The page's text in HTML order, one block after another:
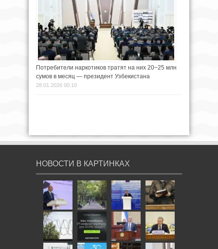
Потребители наркотиков тратят на них 20−25 млн
сумов в месяц — президент Узбекистана
28.01.2026 00:10
НОВОСТИ В КАРТИНКАХ